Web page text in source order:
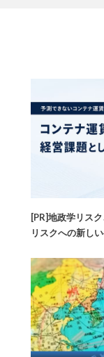
[PR]地政学リス
リスクへの新し